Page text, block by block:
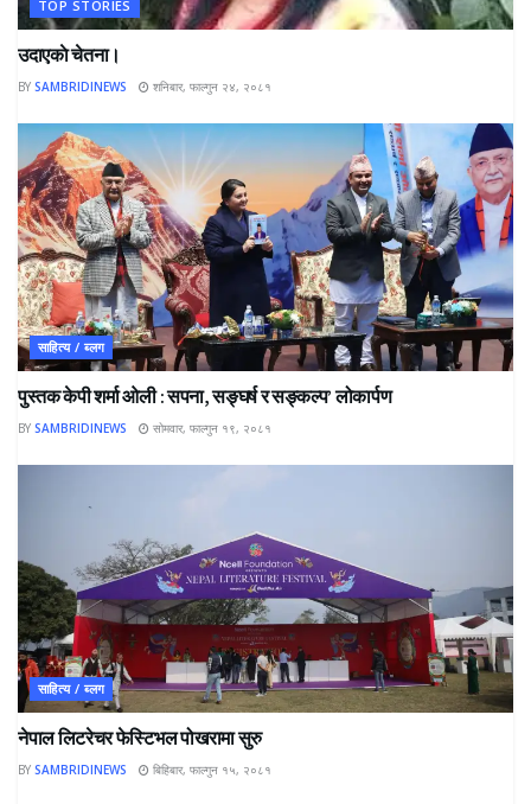
TOP STORIES
उदाएकाे चेतना।
BY SAMBRIDINEWS शनिबार, फाल्गुन २४, २०८१
साहित्य / ब्लग
पुस्तक केपी शर्मा ओली : सपना, सङ्घर्ष र सङ्कल्प’ लोकार्पण
BY SAMBRIDINEWS सोमवार, फाल्गुन १९, २०८१
साहित्य / ब्लग
नेपाल लिटरेचर फेस्टिभल पोखरामा सुरु
BY SAMBRIDINEWS बिहिबार, फाल्गुन १५, २०८१